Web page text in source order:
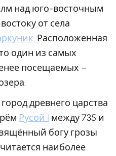
над юго-восточным
востоку от села
. Расположенная
один из самых
посещаемых –
древнего царства
Русой I между 735 и
богу грозы
наиболее